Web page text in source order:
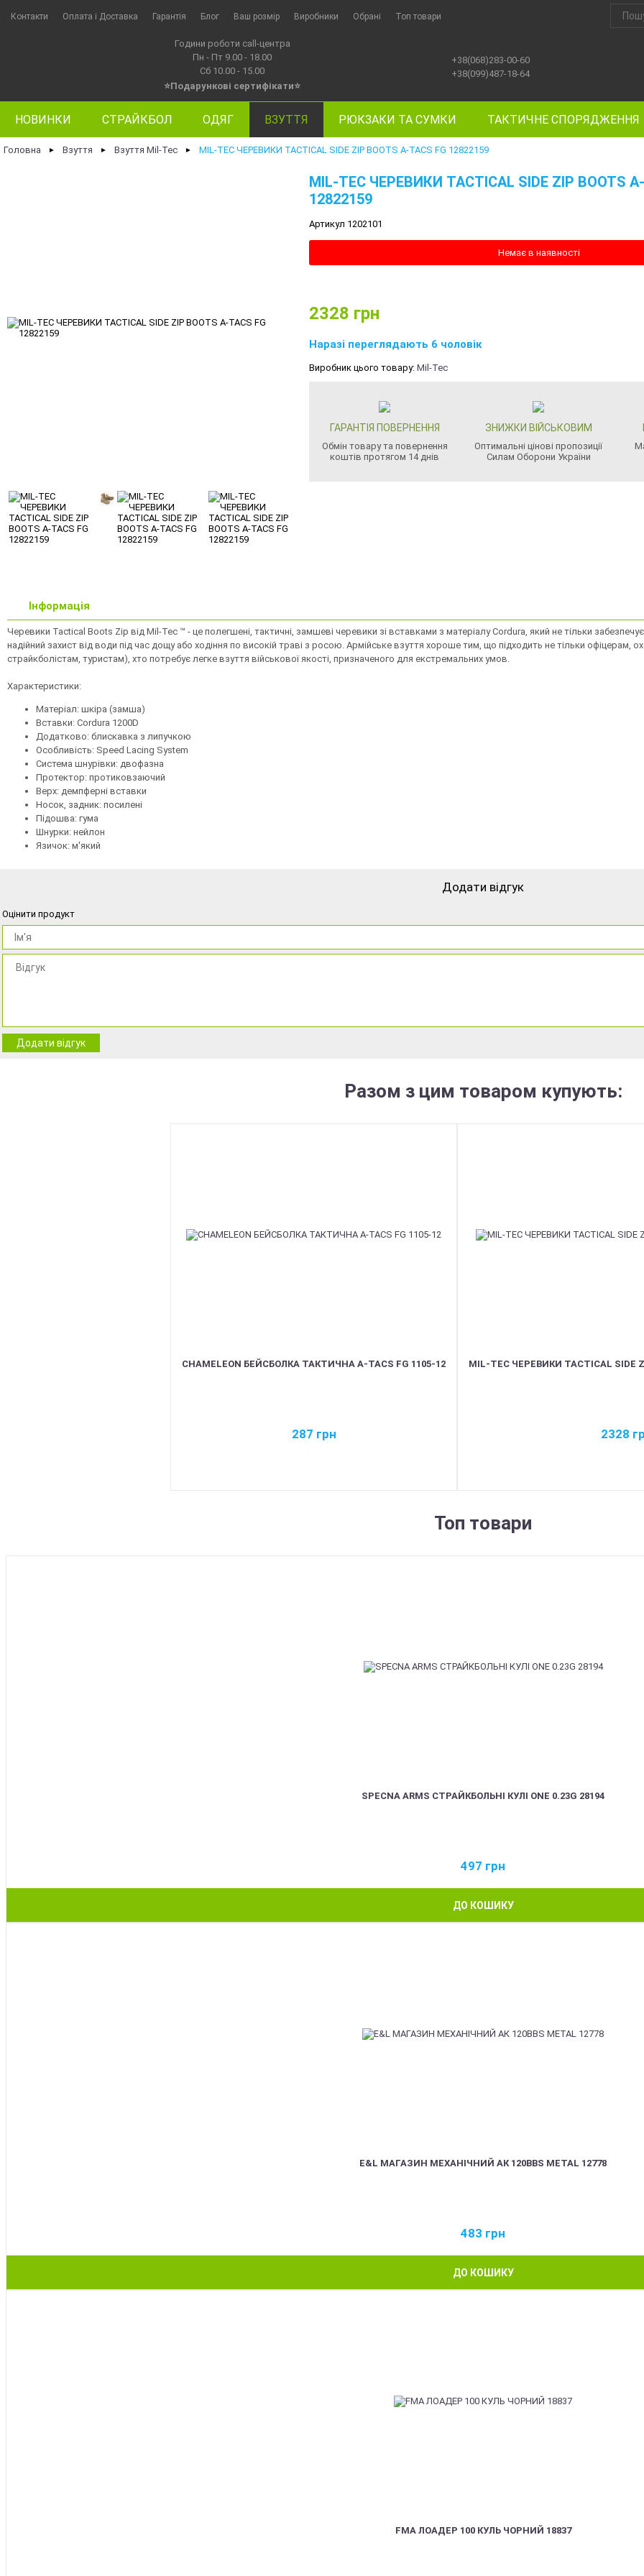
Контакти Оплата i Доставка Гарантія Блог Ваш розмір Виробники Обрані Топ товари
Години роботи call-центра
Пн - Пт 9.00 - 18.00
Сб 10.00 - 15.00
⭐Подарункові сертифікати⭐
+38(068)283-00-60
+38(099)487-18-64
НОВИНКИ СТРАЙКБОЛ ОДЯГ ВЗУТТЯ РЮКЗАКИ ТА СУМКИ ТАКТИЧНЕ СПОРЯДЖЕННЯ
Головна ► Взуття ► Взуття Mil-Tec ► MIL-TEC ЧЕРЕВИКИ TACTICAL SIDE ZIP BOOTS A-TACS FG 12822159
MIL-TEC ЧЕРЕВИКИ TACTICAL SIDE ZIP BOOTS
12822159
Артикул 1202101
Немає в наявності
2328 грн
Наразі переглядають 6 чоловік
Виробник цього товару: Mil-Tec
ГАРАНТІЯ ПОВЕРНЕННЯ
Обмін товару та повернення
коштів протягом 14 днів
ЗНИЖКИ ВІЙСЬКОВИМ
Оптимальні цінові пропозиції
Силам Оборони України
Інформація
Черевики Tactical Boots Zip від Mil-Tec ™ - це полегшені, тактичні, замшеві черевики зі вставками з матеріалу Cordura, який не тільки
надійний захист від води під час дощу або ходіння по високій траві з росою. Армійське взуття хороше тим, що підходить не тільки
страйкболістам, туристам), хто потребує легке взуття військової якості, призначеного для екстремальних умов.
Характеристики:
Матеріал: шкіра (замша)
Вставки: Cordura 1200D
Додатково: блискавка з липучкою
Особливість: Speed ​​Lacing System
Система шнурівки: двофазна
Протектор: протиковзаючий
Верх: демпферні вставки
Носок, задник: посилені
Підошва: гума
Шнурки: нейлон
Язичок: м'який
Додати відгук
Оцінити продукт
Додати відгук
Разом з цим товаром купують:
CHAMELEON БЕЙСБОЛКА ТАКТИЧНА A-TACS FG 1105-12
287 грн
MIL-TEC ЧЕРЕВИКИ TACTICAL SIDE
2328
Топ товари
SPECNA ARMS СТРАЙКБОЛЬНІ КУЛІ ONE 0.23G 28194
497 грн
ДО КОШИКУ
E&L МАГАЗИН МЕХАНІЧНИЙ АК 120BBS METAL 12778
483 грн
ДО КОШИКУ
FMA ЛОАДЕР 100 КУЛЬ ЧОРНИЙ 18837